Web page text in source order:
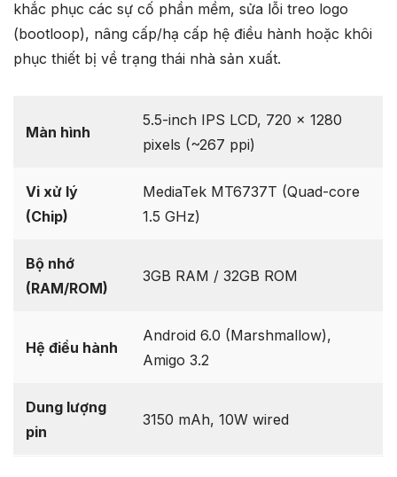
khắc phục các sự cố phần mềm, sửa lỗi treo logo
(bootloop), nâng cấp/hạ cấp hệ điều hành hoặc khôi
phục thiết bị về trạng thái nhà sản xuất.
Màn hình
5.5-inch IPS LCD, 720 x 1280
pixels (~267 ppi)
Vi xử lý
(Chip)
MediaTek MT6737T (Quad-core
1.5 GHz)
Bộ nhớ
(RAM/ROM)
3GB RAM / 32GB ROM
Hệ điều hành
Android 6.0 (Marshmallow),
Amigo 3.2
Dung lượng
pin
3150 mAh, 10W wired